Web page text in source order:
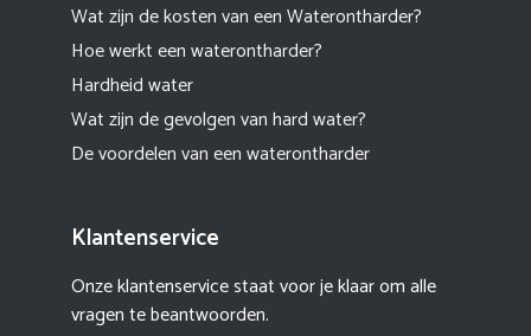
Wat zijn de kosten van een Waterontharder?
Hoe werkt een waterontharder?
Hardheid water
Wat zijn de gevolgen van hard water?
De voordelen van een waterontharder
Klantenservice
Onze klantenservice staat voor je klaar om alle
vragen te beantwoorden.